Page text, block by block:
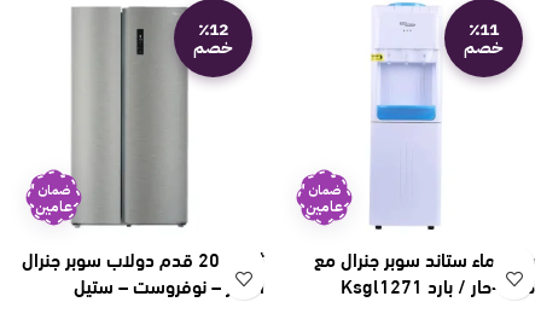
٪11
خصم
ضمان
عامين
برادة ماء ستاند سوبر جنرال مع
خزانة-حار / بارد Ksgl1271
٪12
خصم
ضمان
عامين
ثلاجة 20 قدم دولاب سوبر جنرال
انفرتر – نوفروست – ستيل
Ksgr865-sbs